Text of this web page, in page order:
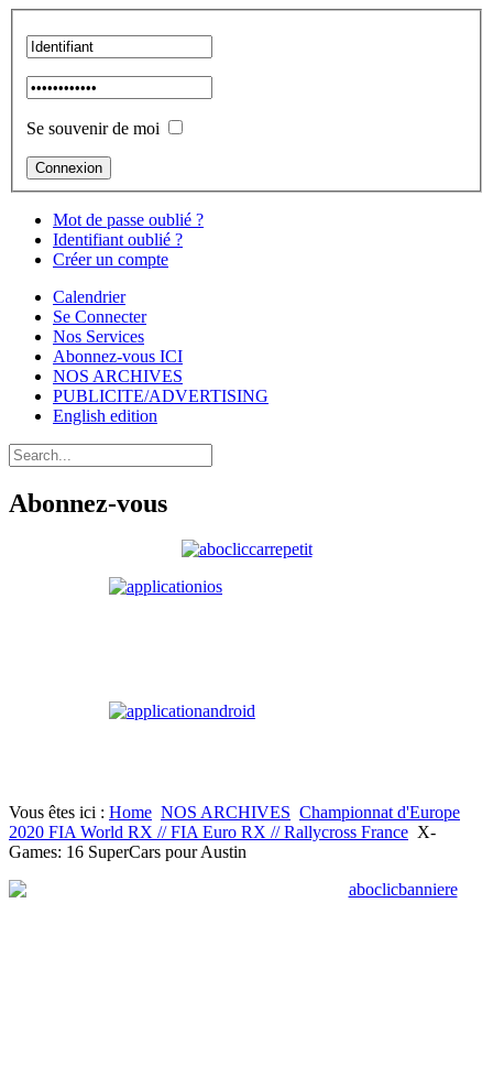
Se souvenir de moi
Mot de passe oublié ?
Identifiant oublié ?
Créer un compte
Calendrier
Se Connecter
Nos Services
Abonnez-vous ICI
NOS ARCHIVES
PUBLICITE/ADVERTISING
English edition
Abonnez-vous
Vous êtes ici : Home NOS ARCHIVES Championnat d'Europe
2020 FIA World RX // FIA Euro RX // Rallycross France X-
Games: 16 SuperCars pour Austin